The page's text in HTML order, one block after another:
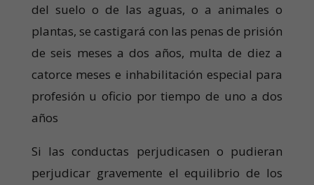
del suelo o de las aguas, o a animales o
plantas, se castigará con las penas de prisión
de seis meses a dos años, multa de diez a
catorce meses e inhabilitación especial para
profesión u oficio por tiempo de uno a dos
años
Si las conductas perjudicasen o pudieran
perjudicar gravemente el equilibrio de los